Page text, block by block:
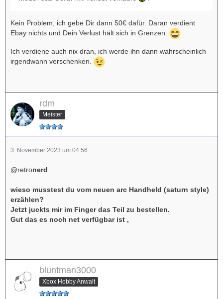
Kein Problem, ich gebe Dir dann 50€ dafür. Daran verdient
Ebay nichts und Dein Verlust hält sich in Grenzen.
Ich verdiene auch nix dran, ich werde ihn dann wahrscheinlich
irgendwann verschenken.
rdm
Meister
3. November 2023 um 04:56
@retronerd
wieso musstest du vom neuen arc Handheld (saturn style)
erzählen?
Jetzt juckts mir im Finger das Teil zu bestellen.
Gut das es noch net verfügbar ist ,
bluntman3000
Xbox Hobby Anwalt